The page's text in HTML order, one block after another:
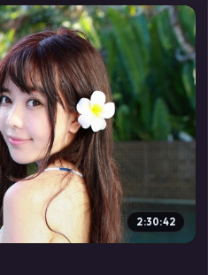
▶
2:30:42